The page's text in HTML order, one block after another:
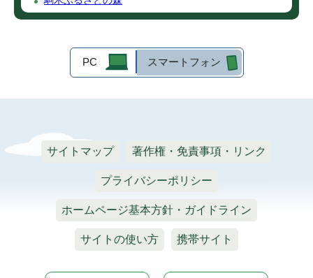
PC スマートフォン
サイトマップ 著作権・免責事項・リンク
プライバシーポリシー
ホームページ基本方針・ガイドライン
サイトの使い方 携帯サイト